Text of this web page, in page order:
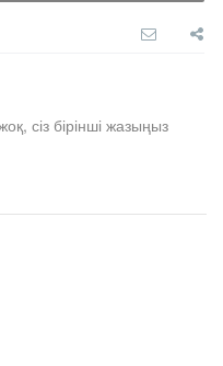
сіз бірінші жазыңыз